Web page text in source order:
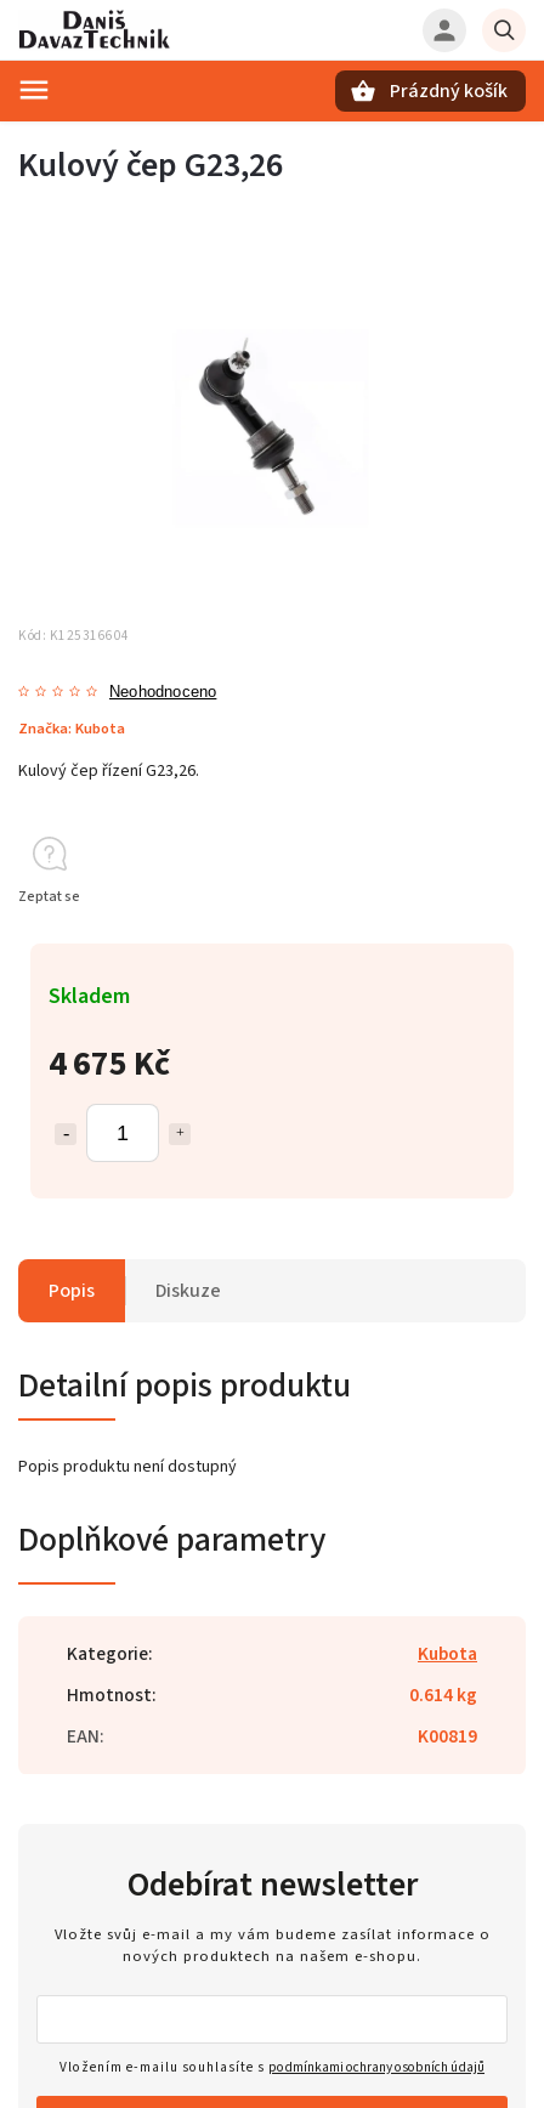
Prázdný košík
Kulový čep G23,26
Kód: K125316604
Neohodnoceno
Značka: Kubota
4 675 Kč
Skladem
Kulový čep řízení G23,26.
Zeptat se
Popis Diskuze
Detailní popis produktu
Popis produktu není dostupný
Doplňkové parametry
Kategorie:
Kubota
Hmotnost:
0.614 kg
EAN: K00819
Odebírat newsletter
Vložte svůj e-mail a my vám budeme zasílat informace o
nových produktech na našem e-shopu.
Vložením e-mailu souhlasíte s podmínkami ochrany osobních údajů